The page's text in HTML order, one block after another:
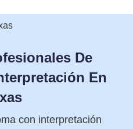
De
En
con interpretación